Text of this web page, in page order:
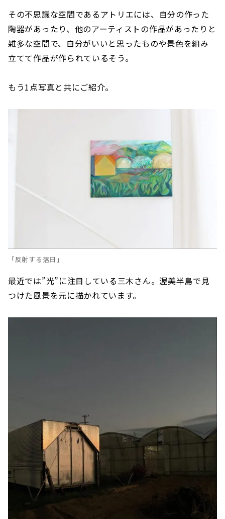
その不思議な空間であるアトリエには、自分の作った
陶器があったり、他のアーティストの作品があったりと
雑多な空間で、自分がいいと思ったものや景色を組み
立てて作品が作られているそう。
もう1点写真と共にご紹介。
「反射する落日」
最近では”光”に注目している三木さん。渥美半島で見
つけた風景を元に描かれています。